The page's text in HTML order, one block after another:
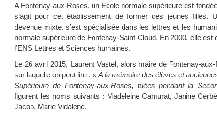
A Fontenay-aux-Roses, un Ecole normale supérieure est
s’agit pour cet établissement de former des jeunes filles.
devenue mixte, s’est spécialisée dans les lettres et les
normale supérieure de Fontenay-Saint-Cloud. En 2000, elle est
l’ENS Lettres et Sciences humaines.
Le 26 avril 2015, Laurent Vastel, alors maire de Fontenay-
sur laquelle on peut lire : « A la mémoire des élèves et
Supérieure de Fontenay-aux-Roses, tuées pendant la
figurent les noms suivants : Madeleine Camurat, Janine
Jacob, Marie Vidalenc.